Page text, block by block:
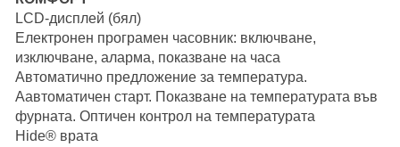
LCD-дисплей (бял)
Електронен програмен часовник: включване,
изключване, аларма, показване на часа
Автоматично предложение за температура.
Аавтоматичен старт. Показване на температурата във
фурната. Оптичен контрол на температурата
Hide® врата